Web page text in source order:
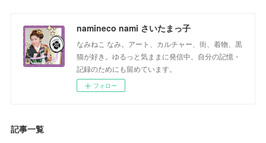
namineco nami さいたまっ子
なみねこ なみ。アート、カルチャー、街、着物、黒
猫が好き。ゆるっと気ままに発信中。自分の記憶・
記録のためにも留めています。
フォロー
記事一覧